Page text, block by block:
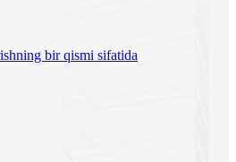
bir qismi sifatida